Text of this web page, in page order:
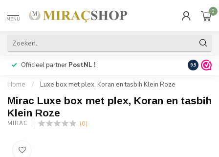
MENU
0
Officieel partner PostNL ! Snelle
9.9
Home / Luxe box met plex, Koran en tasbih Klein Roze
Mirac Luxe box met plex, Koran en tasbih
Klein Roze
MIRAC (0)